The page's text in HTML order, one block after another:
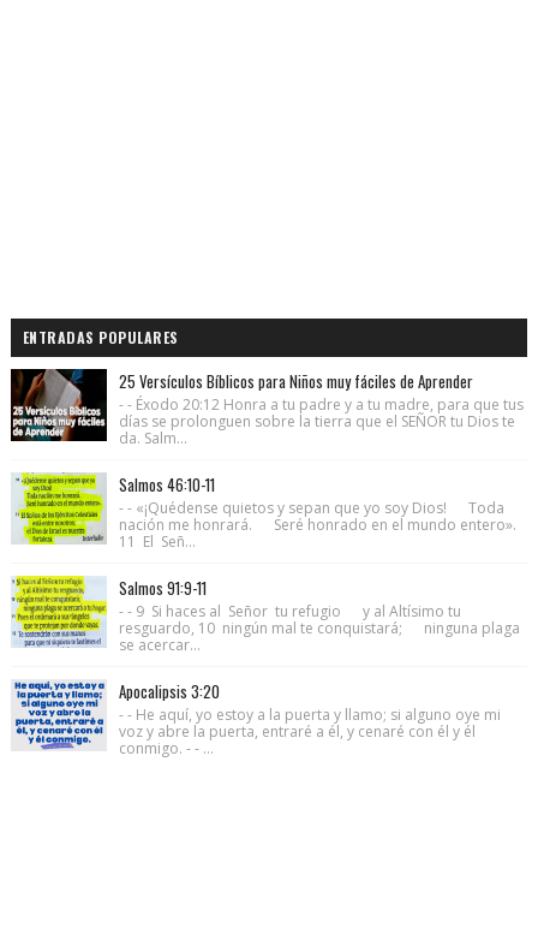
ENTRADAS POPULARES
25 Versículos Bíblicos para Niños muy fáciles de Aprender
- - Éxodo 20:12 Honra a tu padre y a tu madre, para que tus
días se prolonguen sobre la tierra que el SEÑOR tu Dios te
da. Salm...
Salmos 46:10-11
- - «¡Quédense quietos y sepan que yo soy Dios! Toda
nación me honrará. Seré honrado en el mundo entero».
11 El Señ...
Salmos 91:9-11
- - 9 Si haces al Señor tu refugio y al Altísimo tu
resguardo, 10 ningún mal te conquistará; ninguna plaga
se acercar...
Apocalipsis 3:20
- - He aquí, yo estoy a la puerta y llamo; si alguno oye mi
voz y abre la puerta, entraré a él, y cenaré con él y él
conmigo. - - ...